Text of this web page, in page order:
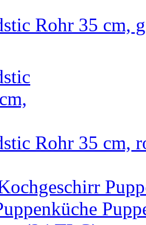
Rohr 35 cm,
Rohr 35 cm,